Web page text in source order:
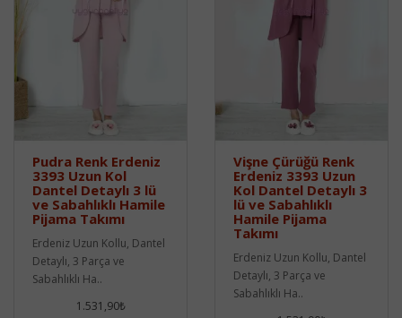
Pudra Renk Erdeniz
3393 Uzun Kol
Dantel Detaylı 3 lü
ve Sabahlıklı Hamile
Pijama Takımı
Erdeniz Uzun Kollu, Dantel
Detaylı, 3 Parça ve
Sabahlıklı Ha..
1.531,90₺
Vişne Çürüğü Renk
Erdeniz 3393 Uzun
Kol Dantel Detaylı 3
lü ve Sabahlıklı
Hamile Pijama
Takımı
Erdeniz Uzun Kollu, Dantel
Detaylı, 3 Parça ve
Sabahlıklı Ha..